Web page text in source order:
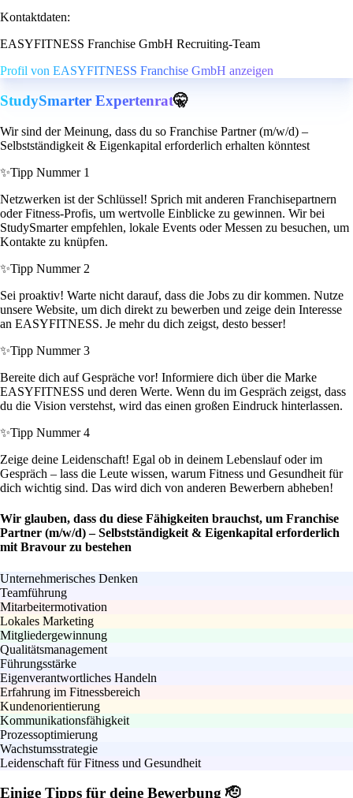
Kontaktdaten:
EASYFITNESS Franchise GmbH Recruiting-Team
Profil von EASYFITNESS Franchise GmbH anzeigen
StudySmarter Expertenrat🤫
Wir sind der Meinung, dass du so Franchise Partner (m/w/d) –
Selbstständigkeit & Eigenkapital erforderlich erhalten könntest
✨Tipp Nummer 1
Netzwerken ist der Schlüssel! Sprich mit anderen Franchisepartnern
oder Fitness-Profis, um wertvolle Einblicke zu gewinnen. Wir bei
StudySmarter empfehlen, lokale Events oder Messen zu besuchen, um
Kontakte zu knüpfen.
✨Tipp Nummer 2
Sei proaktiv! Warte nicht darauf, dass die Jobs zu dir kommen. Nutze
unsere Website, um dich direkt zu bewerben und zeige dein Interesse
an EASYFITNESS. Je mehr du dich zeigst, desto besser!
✨Tipp Nummer 3
Bereite dich auf Gespräche vor! Informiere dich über die Marke
EASYFITNESS und deren Werte. Wenn du im Gespräch zeigst, dass
du die Vision verstehst, wird das einen großen Eindruck hinterlassen.
✨Tipp Nummer 4
Zeige deine Leidenschaft! Egal ob in deinem Lebenslauf oder im
Gespräch – lass die Leute wissen, warum Fitness und Gesundheit für
dich wichtig sind. Das wird dich von anderen Bewerbern abheben!
Wir glauben, dass du diese Fähigkeiten brauchst, um Franchise
Partner (m/w/d) – Selbstständigkeit & Eigenkapital erforderlich
mit Bravour zu bestehen
Unternehmerisches Denken
Teamführung
Mitarbeitermotivation
Lokales Marketing
Mitgliedergewinnung
Qualitätsmanagement
Führungsstärke
Eigenverantwortliches Handeln
Erfahrung im Fitnessbereich
Kundenorientierung
Kommunikationsfähigkeit
Prozessoptimierung
Wachstumsstrategie
Leidenschaft für Fitness und Gesundheit
Einige Tipps für deine Bewerbung 🫡